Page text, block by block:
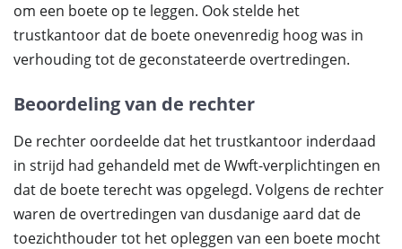
om een boete op te leggen. Ook stelde het
trustkantoor dat de boete onevenredig hoog was in
verhouding tot de geconstateerde overtredingen.
Beoordeling van de rechter
De rechter oordeelde dat het trustkantoor inderdaad
in strijd had gehandeld met de Wwft-verplichtingen en
dat de boete terecht was opgelegd. Volgens de rechter
waren de overtredingen van dusdanige aard dat de
toezichthouder tot het opleggen van een boete mocht